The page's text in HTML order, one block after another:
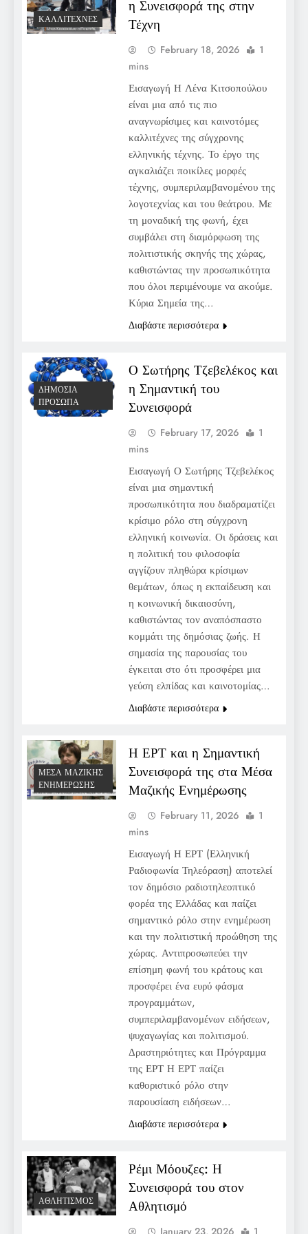
ΚΑΛΛΙΤΈΧΝΕΣ
η Συνεισφορά της στην
Τέχνη
February 18, 2026
1
mins
Εισαγωγή Η Λένα Κιτσοπούλου
είναι μια από τις πιο
αναγνωρίσιμες και καινοτόμες
καλλιτέχνες της σύγχρονης
ελληνικής τέχνης. Το έργο της
αγκαλιάζει ποικίλες μορφές
τέχνης, συμπεριλαμβανομένου της
λογοτεχνίας και του θεάτρου. Με
τη μοναδική της φωνή, έχει
συμβάλει στη διαμόρφωση της
πολιτιστικής σκηνής της χώρας,
καθιστώντας την προσωπικότητα
που όλοι περιμένουμε να ακούμε.
Κύρια Σημεία της…
Διαβάστε περισσότερα
ΔΗΜΌΣΙΑ
ΠΡΌΣΩΠΑ
Ο Σωτήρης Τζεβελέκος και
η Σημαντική του
Συνεισφορά
February 17, 2026
1
mins
Εισαγωγή Ο Σωτήρης Τζεβελέκος
είναι μια σημαντική
προσωπικότητα που διαδραματίζει
κρίσιμο ρόλο στη σύγχρονη
ελληνική κοινωνία. Οι δράσεις και
η πολιτική του φιλοσοφία
αγγίζουν πληθώρα κρίσιμων
θεμάτων, όπως η εκπαίδευση και
η κοινωνική δικαιοσύνη,
καθιστώντας τον αναπόσπαστο
κομμάτι της δημόσιας ζωής. Η
σημασία της παρουσίας του
έγκειται στο ότι προσφέρει μια
γεύση ελπίδας και καινοτομίας…
Διαβάστε περισσότερα
ΜΈΣΑ ΜΑΖΙΚΉΣ
ΕΝΗΜΈΡΩΣΗΣ
Η ΕΡΤ και η Σημαντική
Συνεισφορά της στα Μέσα
Μαζικής Ενημέρωσης
February 11, 2026
1
mins
Εισαγωγή Η ΕΡΤ (Ελληνική
Ραδιοφωνία Τηλεόραση) αποτελεί
τον δημόσιο ραδιοτηλεοπτικό
φορέα της Ελλάδας και παίζει
σημαντικό ρόλο στην ενημέρωση
και την πολιτιστική προώθηση της
χώρας. Αντιπροσωπεύει την
επίσημη φωνή του κράτους και
προσφέρει ένα ευρύ φάσμα
προγραμμάτων,
συμπεριλαμβανομένων ειδήσεων,
ψυχαγωγίας και πολιτισμού.
Δραστηριότητες και Πρόγραμμα
της ΕΡΤ Η ΕΡΤ παίζει
καθοριστικό ρόλο στην
παρουσίαση ειδήσεων…
Διαβάστε περισσότερα
ΑΘΛΗΤΙΣΜΌΣ
Ρέμι Μόουζες: Η
Συνεισφορά του στον
Αθλητισμό
January 23, 2026 1